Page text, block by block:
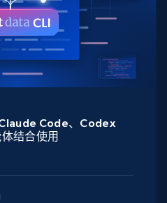
Code、Codex
结合使用